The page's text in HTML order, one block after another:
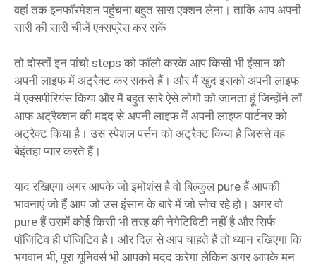
वहां तक इनफॉरमेशन पहुंचना बहुत सारा एक्शन लेना। ताकि आप अपनी
सारी की सारी चीजें एक्सप्रेस कर सकें
तो दोस्तों इन पांचो steps को फॉलो करके आप किसी भी इंसान को
अपनी लाइफ में अट्रैक्ट कर सकते हैं। और मैं खुद इसको अपनी लाइफ
में एक्सपीरियंस किया और मैं बहुत सारे ऐसे लोगों को जानता हूं जिन्होंने लॉ
आफ अट्रैक्शन की मदद से अपनी लाइफ में अपनी लाइफ पार्टनर को
अट्रैक्ट किया है। उस स्पेशल पर्सन को अट्रैक्ट किया है जिससे वह
बेइंतहा प्यार करते हैं।
याद रखिएगा अगर आपके जो इमोशंस है वो बिल्कुल pure हैं आपकी
भावनाएं जो हैं आप जो उस इंसान के बारे में जो सोच रहे हो। अगर वो
pure हैं उसमें कोई किसी भी तरह की नेगेटिविटी नहीं है और सिर्फ
पॉजिटिव ही पॉजिटिव है। और दिल से आप चाहते हैं तो ध्यान रखिएगा कि
भगवान भी, पूरा यूनिवर्स भी आपको मदद करेगा लेकिन अगर आपके मन